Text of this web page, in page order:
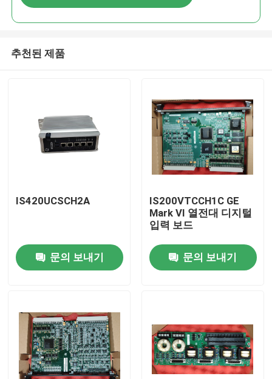
제품
우리 에 관한 것
추천된 제품
IS420UCSCH2A
문의 보내기
IS200VTCCH1C GE
Mark VI 열전대 디지털
입력 보드
문의 보내기